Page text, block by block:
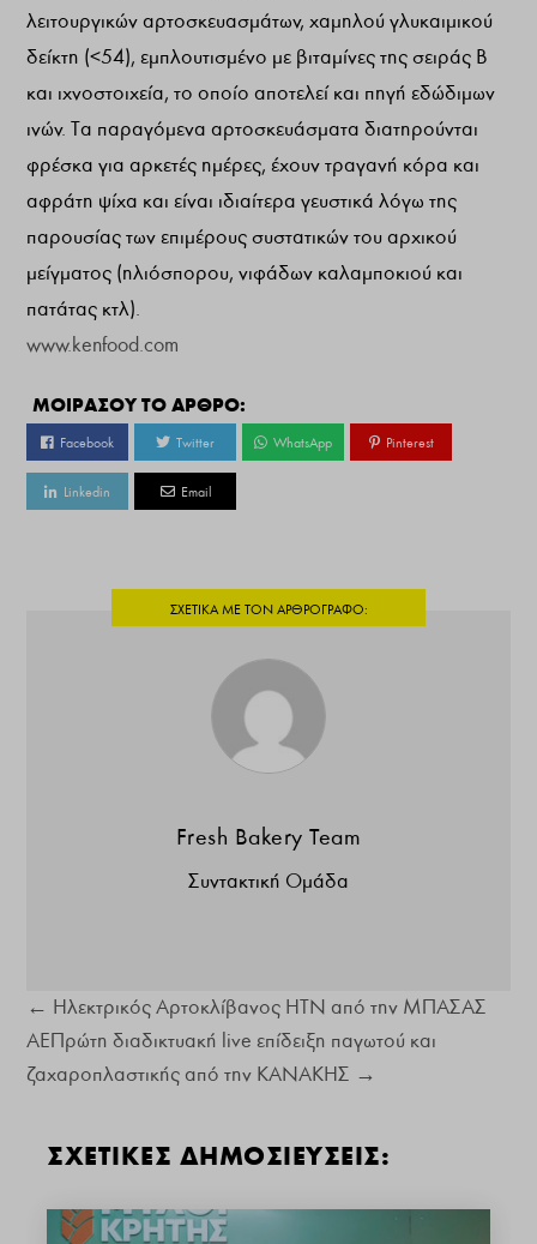
λειτουργικών αρτοσκευασμάτων, χαμηλού γλυκαιμικού
δείκτη (<54), εμπλουτισμένο με βιταμίνες της σειράς Β
και ιχνοστοιχεία, το οποίο αποτελεί και πηγή εδώδιμων
ινών. Τα παραγόμενα αρτοσκευάσματα διατηρούνται
φρέσκα για αρκετές ημέρες, έχουν τραγανή κόρα και
αφράτη ψίχα και είναι ιδιαίτερα γευστικά λόγω της
παρουσίας των επιμέρους συστατικών του αρχικού
μείγματος (ηλιόσπορου, νιφάδων καλαμποκιού και
πατάτας κτλ).
www.kenfood.com
ΜΟΙΡΑΣΟΥ ΤΟ ΑΡΘΡΟ:
Facebook Twitter WhatsApp Pinterest
Linkedin Email
Fresh Bakery Team
Συντακτική Ομάδα
← Ηλεκτρικός Αρτοκλίβανος ΗΤΝ από την ΜΠΑΣΑΣ
ΑΕΠρώτη διαδικτυακή live επίδειξη παγωτού και
ζαχαροπλαστικής από την ΚΑΝΑΚΗΣ →
ΣΧΕΤΙΚΕΣ ΔΗΜΟΣΙΕΥΣΕΙΣ: